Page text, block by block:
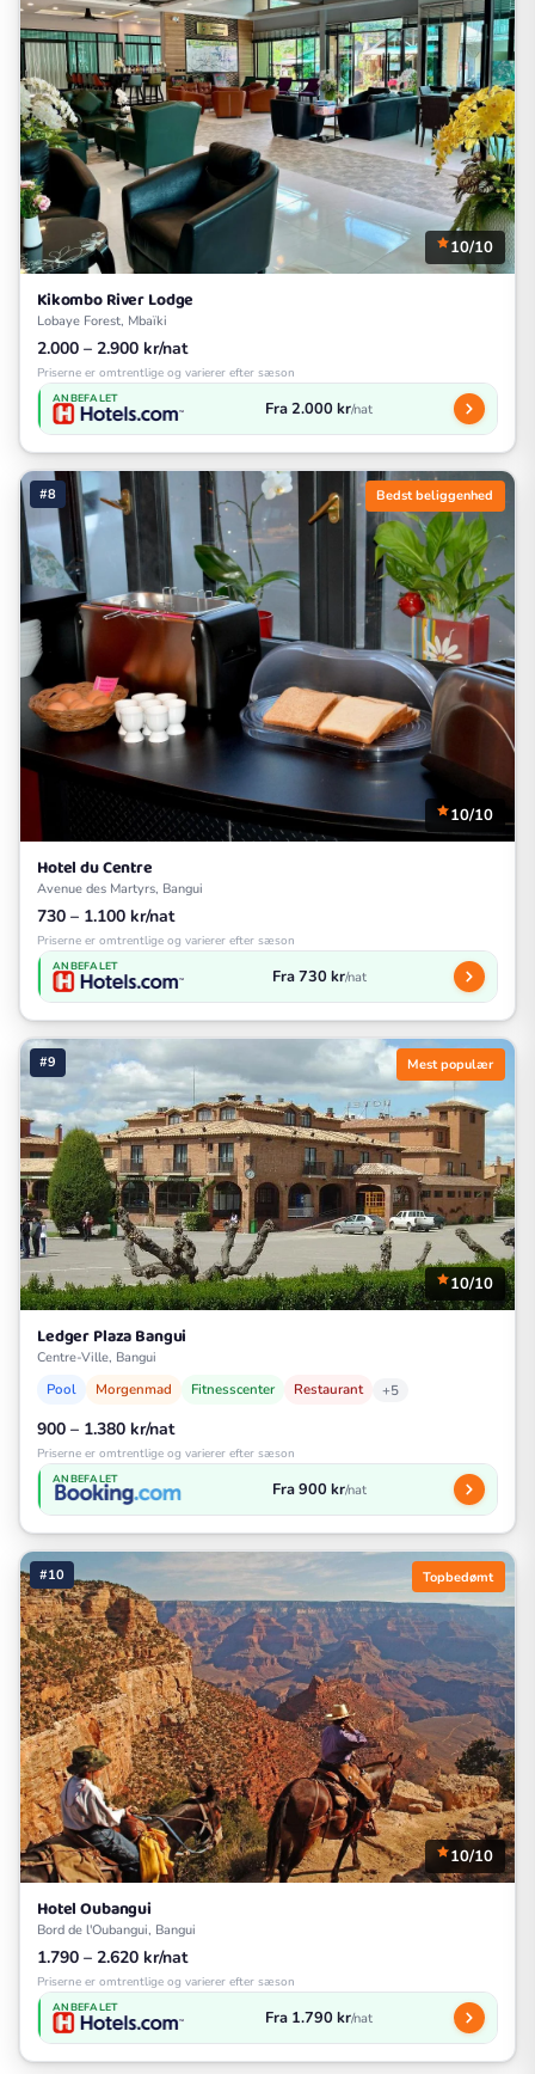
10/10
Kikombo River Lodge
Lobaye Forest, Mbaïki
2.000 – 2.900 kr/nat
Priserne er omtrentlige og varierer efter sæson
ANBEFALET Fra 2.000 kr/nat
#8 Bedst beliggenhed
10/10
Hotel du Centre
Avenue des Martyrs, Bangui
730 – 1.100 kr/nat
Priserne er omtrentlige og varierer efter sæson
ANBEFALET Fra 730 kr/nat
#9 Mest populær
10/10
Ledger Plaza Bangui
Centre-Ville, Bangui
Pool Morgenmad Fitnesscenter Restaurant +5
900 – 1.380 kr/nat
Priserne er omtrentlige og varierer efter sæson
ANBEFALET Fra 900 kr/nat
#10 Topbedømt
10/10
Hotel Oubangui
Bord de l'Oubangui, Bangui
1.790 – 2.620 kr/nat
Priserne er omtrentlige og varierer efter sæson
ANBEFALET Fra 1.790 kr/nat